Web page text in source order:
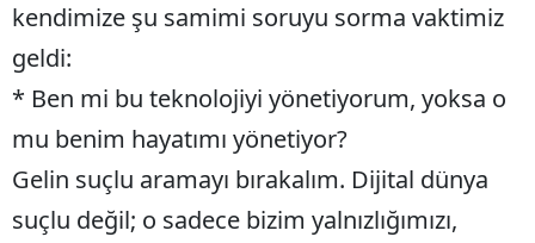
Van
Yozgat
kendimize şu samimi soruyu sorma vaktimiz
geldi:
* Ben mi bu teknolojiyi yönetiyorum, yoksa o
mu benim hayatımı yönetiyor?
Gelin suçlu aramayı bırakalım. Dijital dünya
suçlu değil; o sadece bizim yalnızlığımızı,